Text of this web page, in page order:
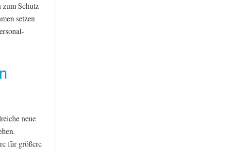
zum Schutz
setzen
neue
für größere